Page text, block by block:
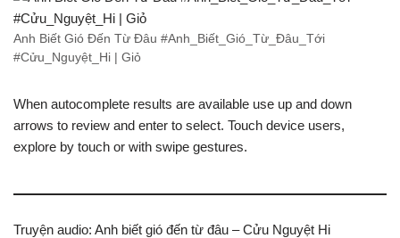
Anh Biết Gió Đến Từ Đâu #Anh_Biết_Gió_Từ_Đâu_Tới
#Cửu_Nguyệt_Hi | Giỏ
When autocomplete results are available use up and down
arrows to review and enter to select. Touch device users,
explore by touch or with swipe gestures.
Truyện audio: Anh biết gió đến từ đâu – Cửu Nguyệt Hi